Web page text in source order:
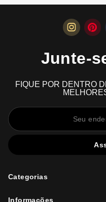
Junte-
FIQUE POR DENTRO
Categorias
Informações